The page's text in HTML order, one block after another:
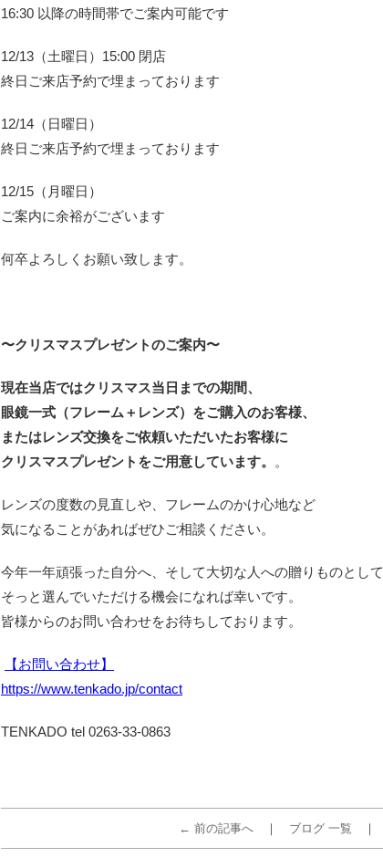
16:30 以降の時間帯でご案内可能です
12/13（土曜日）15:00 閉店
終日ご来店予約で埋まっております
12/14（日曜日）
終日ご来店予約で埋まっております
12/15（月曜日）
ご案内に余裕がございます
何卒よろしくお願い致します。
〜クリスマスプレゼントのご案内〜
現在当店ではクリスマス当日までの期間、
眼鏡一式（フレーム＋レンズ）をご購入のお客様、
またはレンズ交換をご依頼いただいたお客様に
クリスマスプレゼントをご用意しています。
。
レンズの度数の見直しや、フレームのかけ心地など
気になることがあればぜひご相談ください。
今年一年頑張った自分へ、そして大切な人への贈りものとして
そっと選んでいただける機会になれば幸いです。
皆様からのお問い合わせをお待ちしております。
【お問い合わせ】
https://www.tenkado.jp/contact
TENKADO tel 0263-33-0863
← 前の記事へ ブログ 一覧